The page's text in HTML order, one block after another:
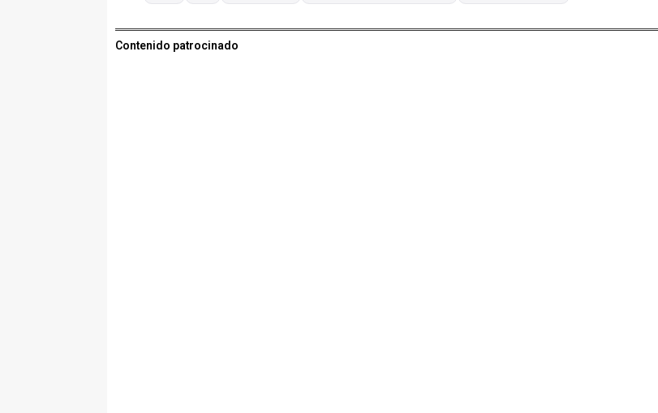
Contenido patrocinado